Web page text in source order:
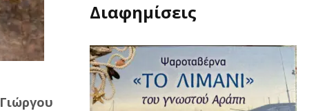
Γιώργου
Διαφημίσεις